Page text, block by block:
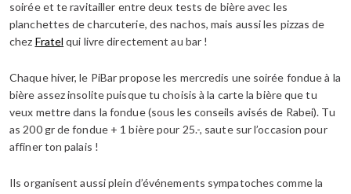
soirée et te ravitailler entre deux tests de bière avec les
planchettes de charcuterie, des nachos, mais aussi les pizzas de
chez Fratel qui livre directement au bar !
Chaque hiver, le PiBar propose les mercredis une soirée fondue à la
bière assez insolite puisque tu choisis à la carte la bière que tu
veux mettre dans la fondue (sous les conseils avisés de Rabei). Tu
as 200 gr de fondue + 1 bière pour 25.-, saute sur l’occasion pour
affiner ton palais !
Ils organisent aussi plein d’événements sympatoches comme la